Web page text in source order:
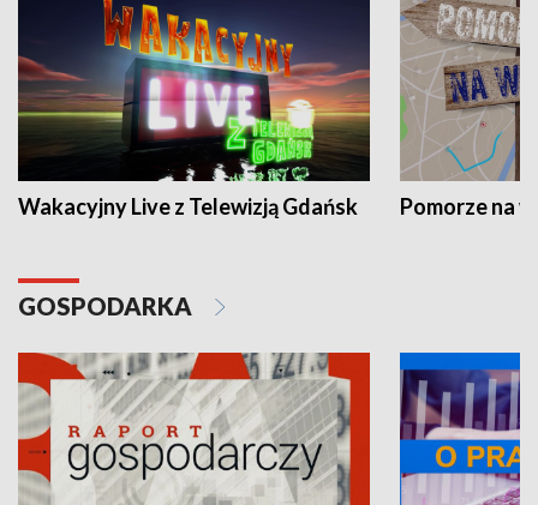
Wakacyjny Live z Telewizją Gdańsk Pomorze na
GOSPODARKA